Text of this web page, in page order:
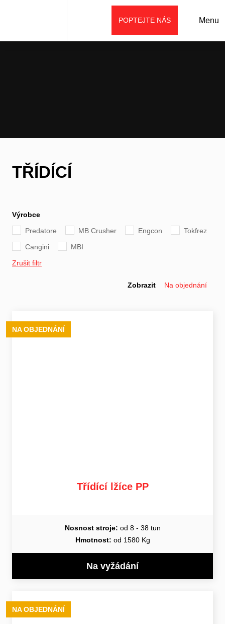
Menu
POPTEJTE NÁS
TŘÍDÍCÍ
Výrobce
Predatore
MB Crusher Engcon
Tokfrez
Cangini
MBI
Zrušit filtr
Zobrazit Na objednání
NA OBJEDNÁNÍ
Třídící lžíce PP
Nosnost stroje: od 8 - 38 tun
Hmotnost: od 1580 Kg
Na vyžádání
NA OBJEDNÁNÍ